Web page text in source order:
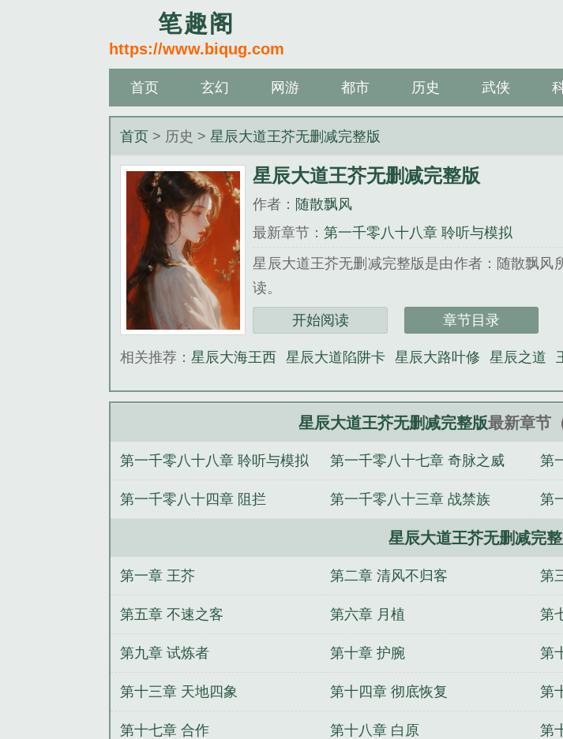
笔趣阁
https://www.biqug.com
首页 玄幻 网游 都市 历史 武侠
首页 > 历史 >星辰大道王芥无删减完整版
星辰大道王芥无删减完整版
作者： 随散飘风
最新章节：第一千零八十八章 聆听与模拟
星辰大道王芥无删减完整版是由作者：随散飘
读。
三秒记住本站：笔趣阁 网址：www.biqug.com...
《星辰大道王芥无删减完整版》是随散飘风精心
开始阅读 章节目录
相关推荐：星辰大海王西 星辰大道陷阱卡 星辰大路叶修 星辰之道
星辰大道王芥无删减完整版最新章节
第一千零八十八章 聆听与模拟 第一千零八十七章 奇脉之威 第
第一千零八十四章 阻拦 第一千零八十三章 战禁族 第
星辰大道王芥无删减完
第一章 王芥 第二章 清风不归客 第
第五章 不速之客 第六章 月植 第
第九章 试炼者 第十章 护腕 第
第十三章 天地四象 第十四章 彻底恢复 第
第十七章 合作 第十八章 白原 第